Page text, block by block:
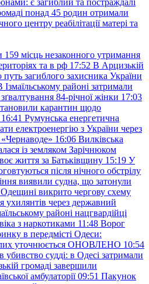
є загиблий та постраждалі
понад 45 родин отримали
центру реабілітації матері та
159 місць незаконного утримання
та в рф 17:52 В Арцизькій
загиблого захисника України
Ізмаїльському районі затримали
84-річної жінки 17:03
карантин щодо
16:41 Румунська енергетична
електроенергію з України через
16:06 Вилківська
із земляком Зарічнюком
життя за Батьківщину 15:19 У
після нічного обстрілу
виявили судна, що затонули
викрито чергову схему
ухилянтів через державний
районі нацгвардійці
з наркотиками 11:48 Ворог
в передмісті Одеси:
уточнюється ОНОВЛЕНО 10:54
убивство судді: в Одесі затримали
громаді завершили
амбулаторії 09:51 Пакунок